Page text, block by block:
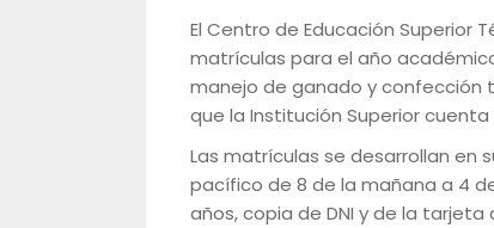
El Centro de Educación Superior
matrículas para el año
manejo de ganado y confección
que la Institución Superior
Las matrículas se desarrollan en
pacífico de 8 de la mañana a 4
años, copia de DNI y de la